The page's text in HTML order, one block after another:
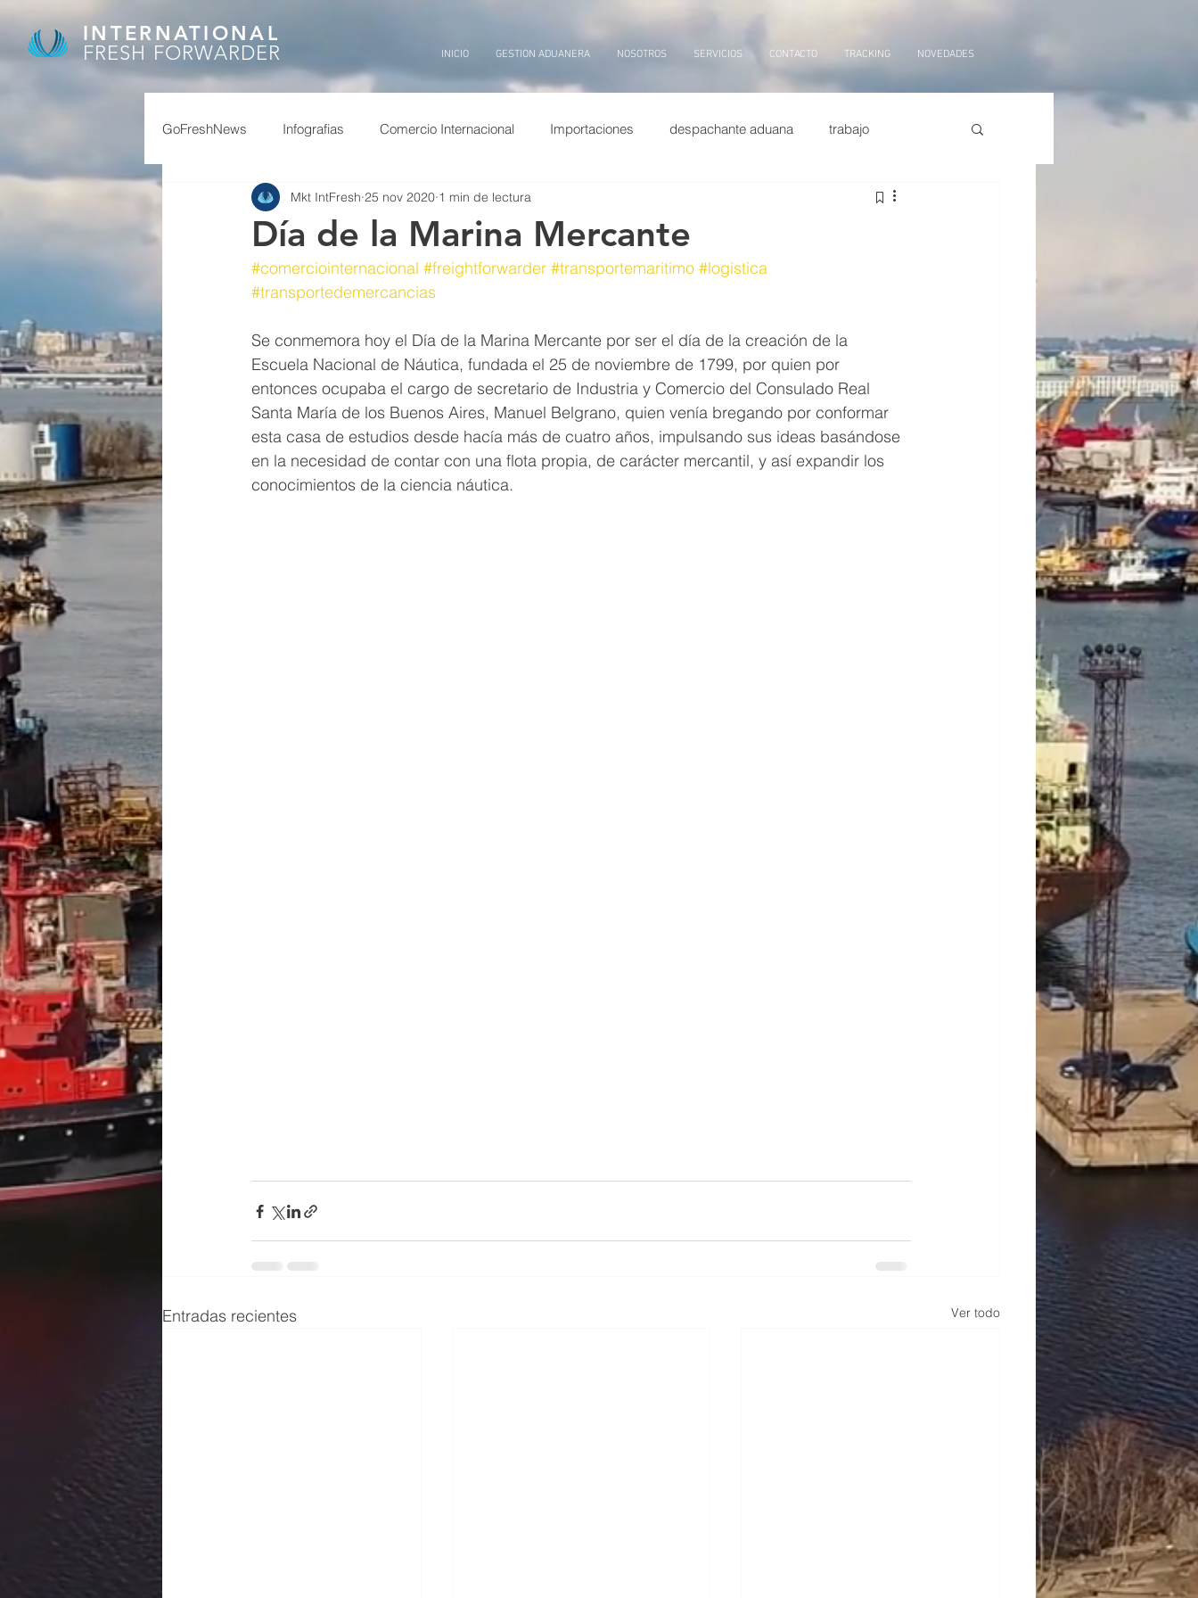
INTERNATIONAL
FRESH FORWARDER
INICIO GESTION ADUANERA NOSOTROS SERVICIOS CONTACTO TRACKING NOVEDADES
GoFreshNews Infografias Comercio Internacional Importaciones despachante aduana trabajo
covid, puertos china, covid puertos china
granos feriados china dolar puerto billetes aduana, inteligencia artificial,
superavit
Día de la Marina Mercante
Mkt IntFresh 25 nov 2020 1 min de lectura
#comerciointernacional #freightforwarder #transportemaritimo #logistica
#transportedemercancias
Se conmemora hoy el Día de la Marina Mercante por ser el día de la creación de la
Escuela Nacional de Náutica, fundada el 25 de noviembre de 1799, por quien por
entonces ocupaba el cargo de secretario de Industria y Comercio del Consulado Real
Santa María de los Buenos Aires, Manuel Belgrano, quien venía bregando por conformar
esta casa de estudios desde hacía más de cuatro años, impulsando sus ideas basándose
en la necesidad de contar con una flota propia, de carácter mercantil, y así expandir los
conocimientos de la ciencia náutica.
Entradas recientes Ver todo